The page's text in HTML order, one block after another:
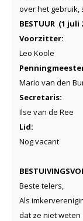
over het gebruik,
BESTUUR (1 juli
Voorzitter:
Leo Koole
Mario van den
Secretaris:
Ilse van de Ree
Lid:
Nog vacant
Beste telers,
Als
dat ze niet weten